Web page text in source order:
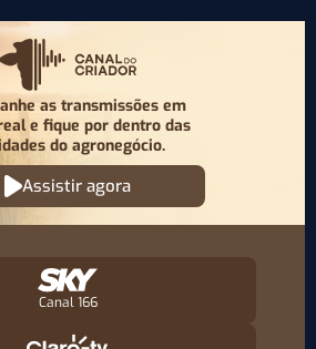
as transmissões em
e fique por dentro das
do agronegócio.
Assistir agora
Canal 166